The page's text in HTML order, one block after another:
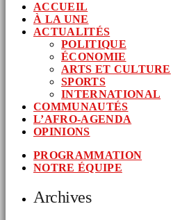
ACCUEIL
À LA UNE
ACTUALITÉS
POLITIQUE
ÉCONOMIE
ARTS ET CULTURE
SPORTS
INTERNATIONAL
COMMUNAUTÉS
L’AFRO-AGENDA
OPINIONS
PROGRAMMATION
NOTRE ÉQUIPE
Archives